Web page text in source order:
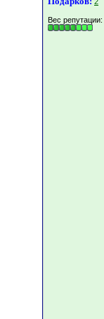
Вес репутации: